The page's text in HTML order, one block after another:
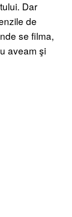
Dar
de
se filma,
aveam şi